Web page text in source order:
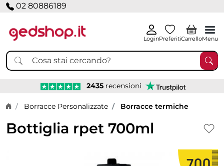
02 80886189
LoginPreferitiCarrelloMenu
2435 recensioni
Home page
Borracce Personalizzate Borracce termiche
Bottiglia rpet 700ml